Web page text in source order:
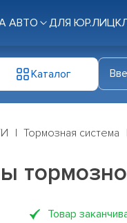
АВТО ДЛЯ ЮР.ЛИЦ
Каталог
Тормозная система
Товар